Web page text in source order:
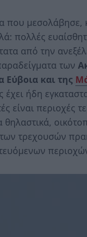
που μεσολάβησε,
πολλές
από την
των
Εύβοια και της
έχει ήδη
είναι περιοχές
τρεχουσών